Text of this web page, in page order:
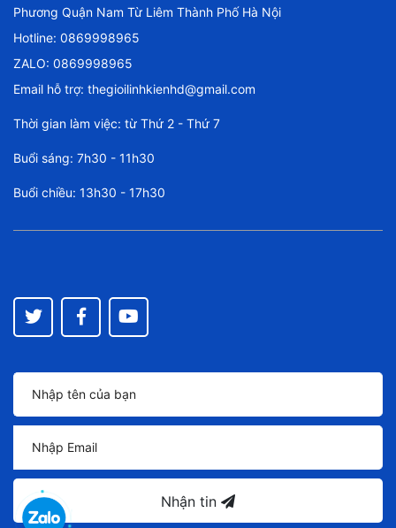
Phương Quận Nam Từ Liêm Thành Phố Hà Nội
Hotline: 0869998965
ZALO: 0869998965
Email hỗ trợ: thegioilinhkienhd@gmail.com
Thời gian làm việc: từ Thứ 2 - Thứ 7
Buổi sáng: 7h30 - 11h30
Buổi chiều: 13h30 - 17h30
Nhận tin